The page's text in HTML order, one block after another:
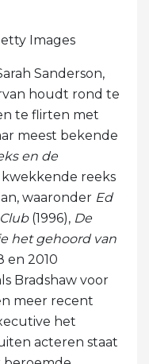
Images
Sanderson,
houdt rond te
te flirten met
meest bekende
en de
reeks
waaronder Ed
(1996), De
het gehoord van
en 2010
Bradshaw voor
meer recent
het
acteren staat